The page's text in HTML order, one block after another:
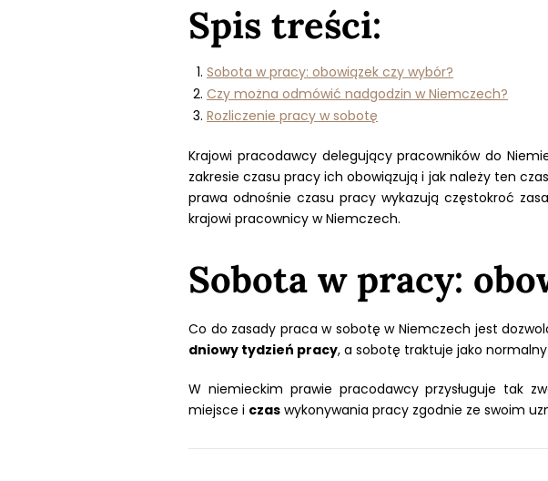
Spis treści:
Sobota w pracy: obowiązek czy wybór?
Czy można odmówić nadgodzin w Niemczech?
Rozliczenie pracy w sobotę
Krajowi pracodawcy delegujący pracowników do
zakresie czasu pracy ich obowiązują i jak należy ten
prawa odnośnie czasu pracy wykazują częstokroć
krajowi pracownicy w Niemczech.
Sobota w pracy:
Co do zasady praca w sobotę w Niemczech jest
dniowy tydzień pracy, a sobotę traktuje jako
W niemieckim prawie pracodawcy przysługuje tak
miejsce i czaswykonywania pracy zgodnie ze swoim